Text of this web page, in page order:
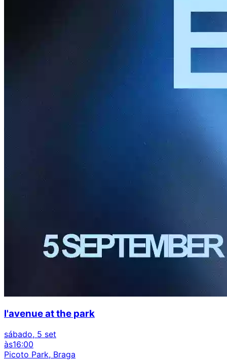
l'avenue at the park
sábado, 5 set
às16:00
Picoto Park, Braga